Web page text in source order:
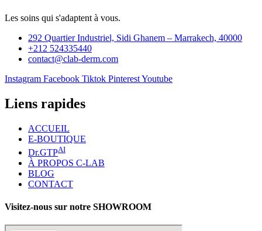
Les soins qui s'adaptent à vous.
292 Quartier Industriel, Sidi Ghanem – Marrakech, 40000
+212 524335440
contact@clab-derm.com
Instagram Facebook Tiktok PinterestYoutube
Liens rapides
ACCUEIL
E-BOUTIQUE
Dr.GTPAI
À PROPOS C-LAB
BLOG
CONTACT
Visitez-nous sur notre SHOWROOM